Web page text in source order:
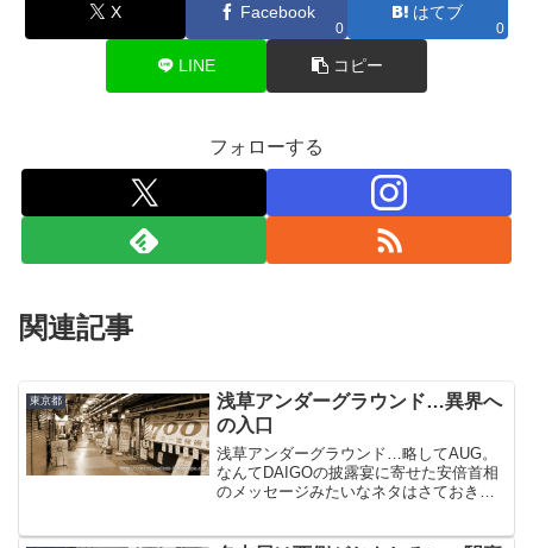
X Facebook
0
はてブ
0
LINE コピー
フォローする
関連記事
東京都
浅草アンダーグラウンド…異界へ
の入口
浅草アンダーグラウンド…略してAUG。
なんてDAIGOの披露宴に寄せた安倍首相
のメッセージみたいなネタはさておき。